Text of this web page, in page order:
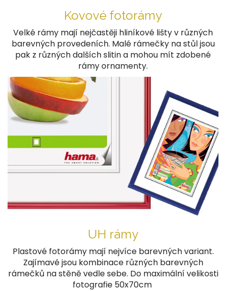
Kovové fotorámy
Velké rámy mají nejčastěji hliníkové lišty v různých
barevných provedeních. Malé rámečky na stůl jsou
pak z různých dalších slitin a mohou mít zdobené
rámy ornamenty.
UH rámy
Plastové fotorámy mají nejvíce barevných variant.
Zajímavé jsou kombinace různých barevných
rámečků na stěně vedle sebe. Do maximální velikosti
fotografie 50x70cm